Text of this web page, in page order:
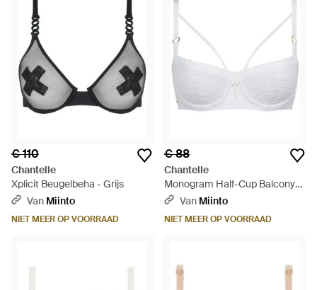
€ 110
Chantelle
Xplicit Beugelbeha - Grijs
Van Miinto
NIET MEER OP VOORRAAD
€ 88
Chantelle
Monogram Half-Cup Balcony
Beha - Wit
Van Miinto
NIET MEER OP VOORRAAD